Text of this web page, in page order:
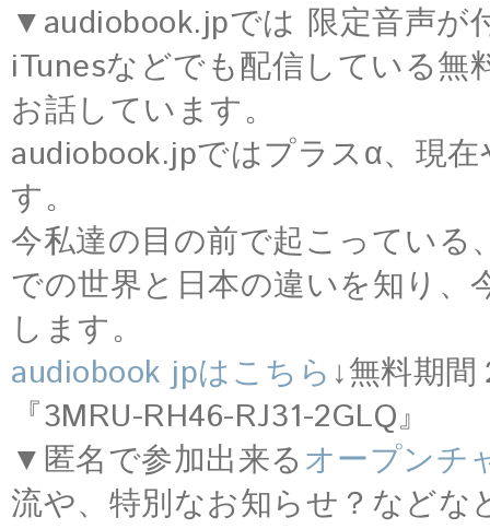
▼audiobook.jpでは 限定音声が
iTunesなどでも配信している無
お話しています。
audiobook.jpではプラスα、現
す。
今私達の目の前で起こってい
での世界と日本の違いを知り
します。
audiobook jpはこちら ↓無料期
『3MRU-RH46-RJ31-2GLQ』
▼匿名で参加出来るオープンチ
流や、特別なお知らせ？など